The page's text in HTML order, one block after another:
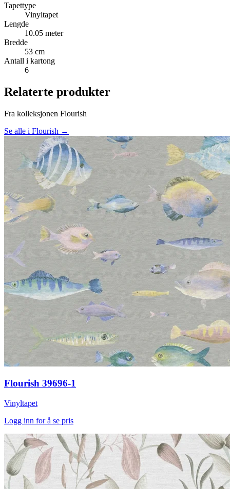
Tapettype
Vinyltapet
Lengde
10.05 meter
Bredde
53 cm
Antall i kartong
6
Relaterte produkter
Fra kolleksjonen Flourish
Se alle i Flourish →
Flourish 39696-1
Vinyltapet
Logg inn for å se pris